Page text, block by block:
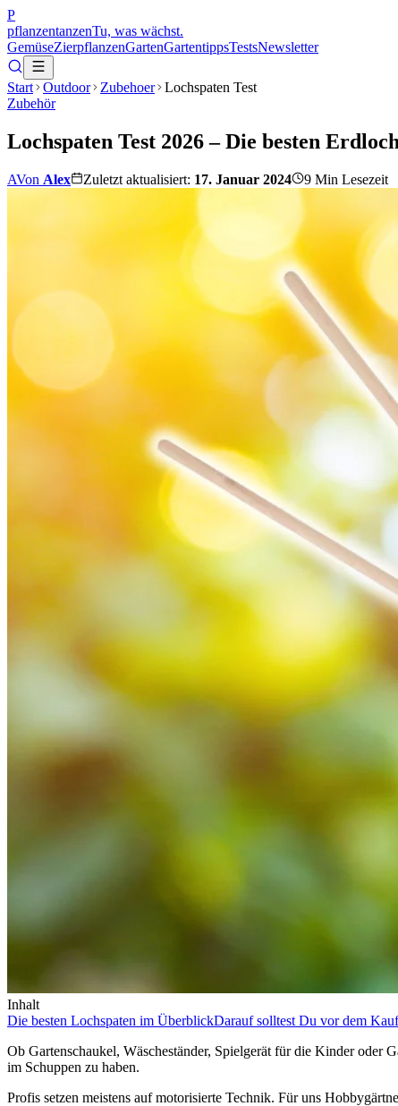
P
pflanzentanzenTu, was wächst.
GemüseZierpflanzenGartenGartentippsTestsNewsletter
Start Outdoor Zubehoer
Lochspaten Test
Zubehör
Lochspaten Test 2026 – Die besten
AVon Alex Zuletzt aktualisiert: 17. Januar 2024 9 Min Lesezeit
Inhalt
Die besten Lochspaten im ÜberblickDarauf solltest Du vor dem
Ob Gartenschaukel, Wäscheständer, Spielgerät für die Kinder oder
im Schuppen zu haben.
Profis setzen meistens auf motorisierte Technik. Für uns